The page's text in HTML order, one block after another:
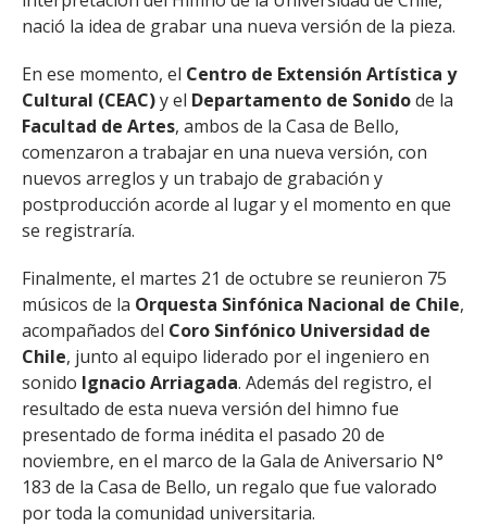
nació la idea de grabar una nueva versión de la pieza.
En ese momento, el Centro de Extensión Artística y
Cultural (CEAC)y el Departamento de Sonidode la
Facultad de Artes, ambos de la Casa de Bello,
comenzaron a trabajar en una nueva versión, con
nuevos arreglos y un trabajo de grabación y
postproducción acorde al lugar y el momento en que
se registraría.
Finalmente, el martes 21 de octubre se reunieron 75
músicos de la Orquesta Sinfónica Nacional de Chile,
acompañados del Coro Sinfónico Universidad de
Chile, junto al equipo liderado por el ingeniero en
sonido Ignacio Arriagada. Además del registro, el
resultado de esta nueva versión del himno fue
presentado de forma inédita el pasado 20 de
noviembre, en el marco de la Gala de Aniversario N°
183 de la Casa de Bello, un regalo que fue valorado
por toda la comunidad universitaria.